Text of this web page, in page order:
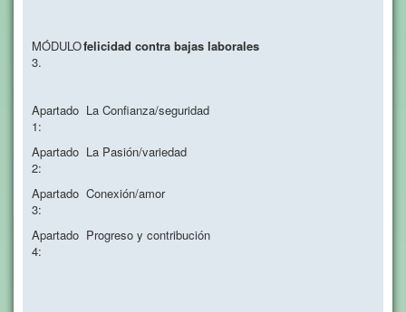
MÓDULO
3.
felicidad contra bajas laborales
Apartado
1:
La Confianza/seguridad
Apartado
2:
La Pasión/variedad
Apartado
3:
Conexión/amor
Apartado
4:
Progreso y contribución